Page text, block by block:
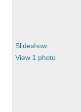
Slideshow
View 1 photo